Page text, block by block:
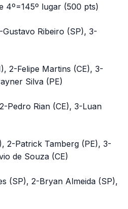
4º=145º lugar (500 pts)
Ribeiro (SP), 3-
2-Felipe Martins (CE), 3-
Silva (PE)
Pedro Rian (CE), 3-Luan
2-Patrick Tamberg (PE), 3-
de Souza (CE)
(SP), 2-Bryan Almeida (SP),